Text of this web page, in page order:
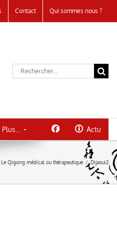
Contact Qui sommes nous ?
Rechercher:
Plus… Actu
Le Qigong médical ou thérapeutique / Dijaoui2